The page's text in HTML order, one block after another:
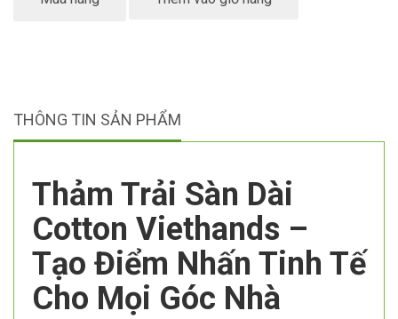
THÔNG TIN SẢN PHẨM
Thảm Trải Sàn Dài
Cotton Viethands –
Tạo Điểm Nhấn Tinh Tế
Cho Mọi Góc Nhà